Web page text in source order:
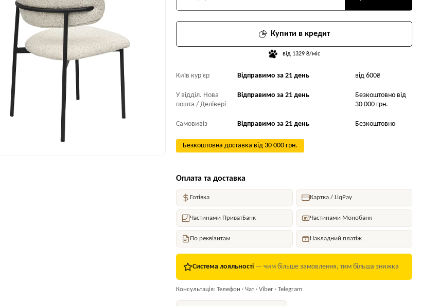
Купити в кредит
від 1329 ₴/міс
Київ кур'єр Відправимо за 21 день від 600₴
У відділ. Нова
пошта / Делівері
Відправимо за 21 день
Безкоштовно від
30 000 грн.
Самовивіз Відправимо за 21 день Безкоштовно
Безкоштовна доставка від 30 000 грн.
Оплата та доставка
Готівка Картка / LiqPay
Частинами ПриватБанк Частинами Монобанк
По реквізитам Накладний платіж
Система лояльності — чим більше замовлення, тим більша знижка
Консультація: Телефон · Чат · Viber · Telegram